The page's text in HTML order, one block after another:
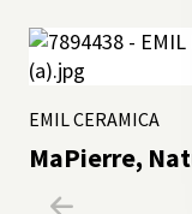
MaPierre,
EMIL CERAMICA